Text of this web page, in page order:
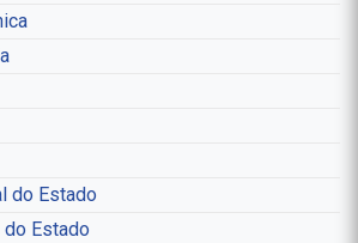
do Estado
do Estado